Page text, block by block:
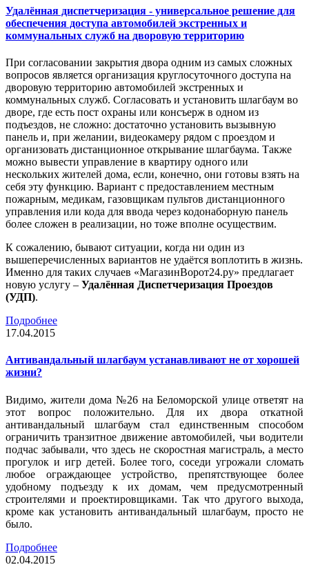
Удалённая диспетчеризация - универсальное решение для
обеспечения доступа автомобилей экстренных и
коммунальных служб на дворовую территорию
При согласовании закрытия двора одним из самых сложных
вопросов является организация круглосуточного доступа на
дворовую территорию автомобилей экстренных и
коммунальных служб. Согласовать и установить шлагбаум во
дворе, где есть пост охраны или консъерж в одном из
подъездов, не сложно: достаточно установить вызывную
панель и, при желании, видеокамеру рядом с проездом и
организовать дистанционное открывание шлагбаума. Также
можно вывести управление в квартиру одного или
нескольких жителей дома, если, конечно, они готовы взять на
себя эту функцию. Вариант с предоставлением местным
пожарным, медикам, газовщикам пультов дистанционного
управления или кода для ввода через кодонаборную панель
более сложен в реализации, но тоже вполне осуществим.
К сожалению, бывают ситуации, когда ни один из
вышеперечисленных вариантов не удаётся воплотить в жизнь.
Именно для таких случаев «МагазинВорот24.ру» предлагает
новую услугу – Удалённая Диспетчеризация Проездов
(УДП).
Подробнее
17.04.2015
Антивандальный шлагбаум устанавливают не от хорошей
жизни?
Видимо, жители дома №26 на Беломорской улице ответят на
этот вопрос положительно. Для их двора откатной
антивандальный шлагбаум стал единственным способом
ограничить транзитное движение автомобилей, чьи водители
подчас забывали, что здесь не скоростная магистраль, а место
прогулок и игр детей. Более того, соседи угрожали сломать
любое ограждающее устройство, препятствующее более
удобному подъезду к их домам, чем предусмотренный
строителями и проектировщиками. Так что другого выхода,
кроме как установить антивандальный шлагбаум, просто не
было.
Подробнее
02.04.2015